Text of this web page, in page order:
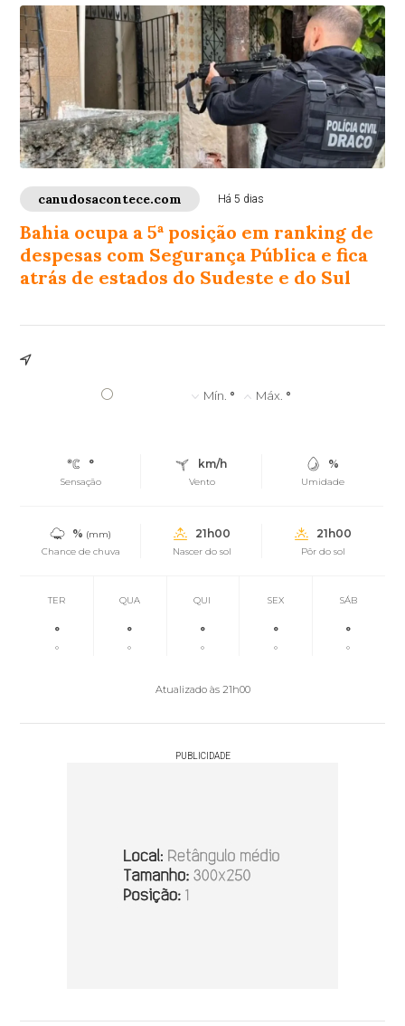
canudosacontece.com Há 5 dias
Bahia ocupa a 5ª posição em ranking de
despesas com Segurança Pública e fica
atrás de estados do Sudeste e do Sul
° Mín. ° Máx. °
°
Sensação
km/h
Vento
%
Umidade
% (mm)
Chance de chuva
21h00
Nascer do sol
21h00
Pôr do sol
TER
°
°
QUA
°
°
QUI
°
°
SEX
°
°
SÁB
°
°
Atualizado às 21h00
PUBLICIDADE